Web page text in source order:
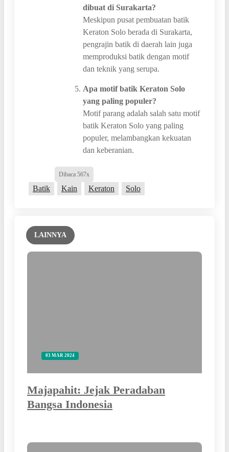
dibuat di Surakarta?
Meskipun pusat pembuatan batik
Keraton Solo berada di Surakarta,
pengrajin batik di daerah lain juga
memproduksi batik dengan motif
dan teknik yang serupa.
Apa motif batik Keraton Solo
yang paling populer?
Motif parang adalah salah satu motif
batik Keraton Solo yang paling
populer, melambangkan kekuatan
dan keberanian.
Dibaca 567x
Batik Kain Keraton Solo
LAINNYA
03 MAR 2024
Majapahit: Jejak Peradaban
Bangsa Indonesia